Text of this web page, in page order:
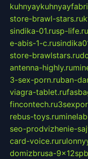
store-brawl-stars.ru
sindika-01.rusp-life.ru
e-abis-1-c.ru
store-brawlstars.ru
antenna-highly.ru
3-sex-porn.ruban-
viagra-tablet.ru
fincontech.ru
rebus-toys.ru
seo-prodvizhenie-
card-voice.ru
domizbrusa-